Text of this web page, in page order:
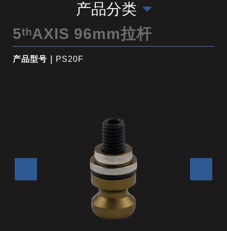
产品分类
5ᵗʰAXIS 96mm拉杆
产品型号｜ PS20F